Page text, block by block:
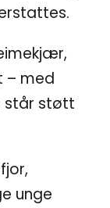
– med
står støtt
unge